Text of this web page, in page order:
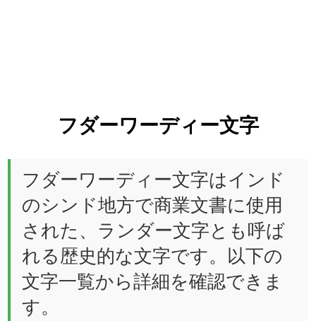
フダーワーディー文字
フダーワーディー文字はインド
のシンド地方で商業文書に使用
された、ランダー文字とも呼ば
れる歴史的な文字です。以下の
文字一覧から詳細を確認できま
す。